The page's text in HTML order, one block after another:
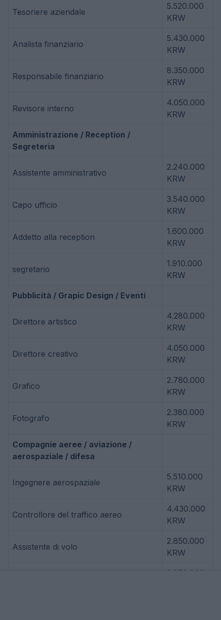
Tesoriere aziendale
5.520.000
KRW
Analista finanziario
5.430.000
KRW
Responsabile finanziario
8.350.000
KRW
Revisore interno
4.050.000
KRW
Amministrazione / Reception /
Segreteria
Assistente amministrativo
2.240.000
KRW
Capo ufficio
3.540.000
KRW
Addetto alla reception
1.600.000
KRW
segretario
1.910.000
KRW
Pubblicità / Grapic Design / Eventi
Direttore artistico
4.280.000
KRW
Direttore creativo
4.050.000
KRW
Grafico
2.780.000
KRW
Fotografo
2.380.000
KRW
Compagnie aeree / aviazione /
aerospaziale / difesa
Ingegnere aerospaziale
5.510.000
KRW
Controllore del traffico aereo
4.430.000
KRW
Assistente di volo
2.850.000
KRW
6.950.000